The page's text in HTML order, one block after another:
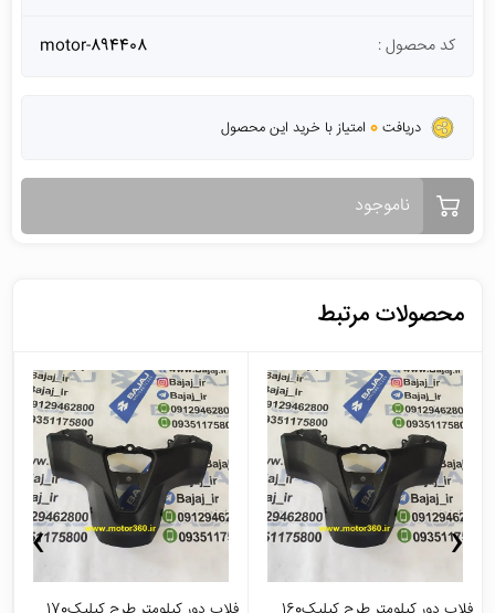
کد محصول : motor-894408
دریافت 0امتیاز با خرید این محصول
ناموجود
محصولات مرتبط
‹
›